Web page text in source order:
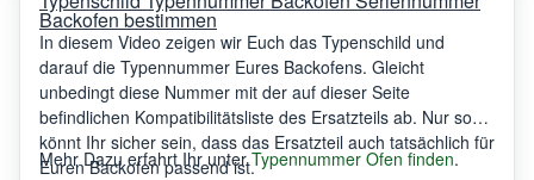
Backofen bestimmen
In diesem Video zeigen wir Euch das Typenschild und
darauf die Typennummer Eures Backofens. Gleicht
unbedingt diese Nummer mit der auf dieser Seite
befindlichen Kompatibilitätsliste des Ersatzteils ab. Nur so
könnt Ihr sicher sein, dass das Ersatzteil auch tatsächlich für
Euren Backofen passend ist.
Mehr Dazu erfahrt Ihr unterTypennummer Ofen finden.